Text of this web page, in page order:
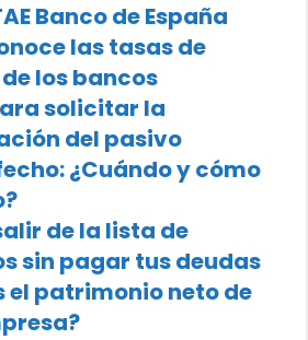
Banco de España
las tasas de
los bancos
solicitar la
del pasivo
¿Cuándo y cómo
de la lista de
sin pagar tus deudas
el patrimonio neto de